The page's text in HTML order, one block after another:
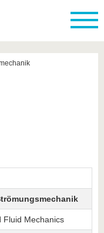
Fluid Mechanics